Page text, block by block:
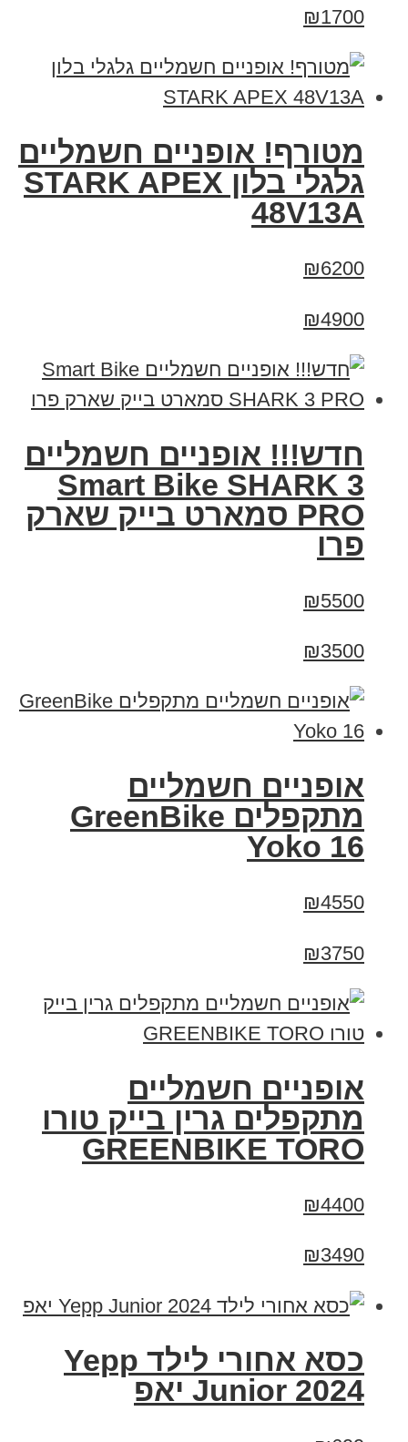
₪1700
מטורף! אופניים חשמליים
גלגלי בלון STARK APEX
48V13A
₪6200
₪4900
חדש!!! אופניים חשמליים
Smart Bike SHARK 3
PRO סמארט בייק שארק
פרו
₪5500
₪3500
‏אופניים חשמליים
‏מתקפלים GreenBike
Yoko 16
₪4550
₪3750
אופניים חשמליים
מתקפלים גרין בייק טורו
GREENBIKE TORO
₪4400
₪3490
כסא אחורי לילד Yepp
Junior 2024 יאפ